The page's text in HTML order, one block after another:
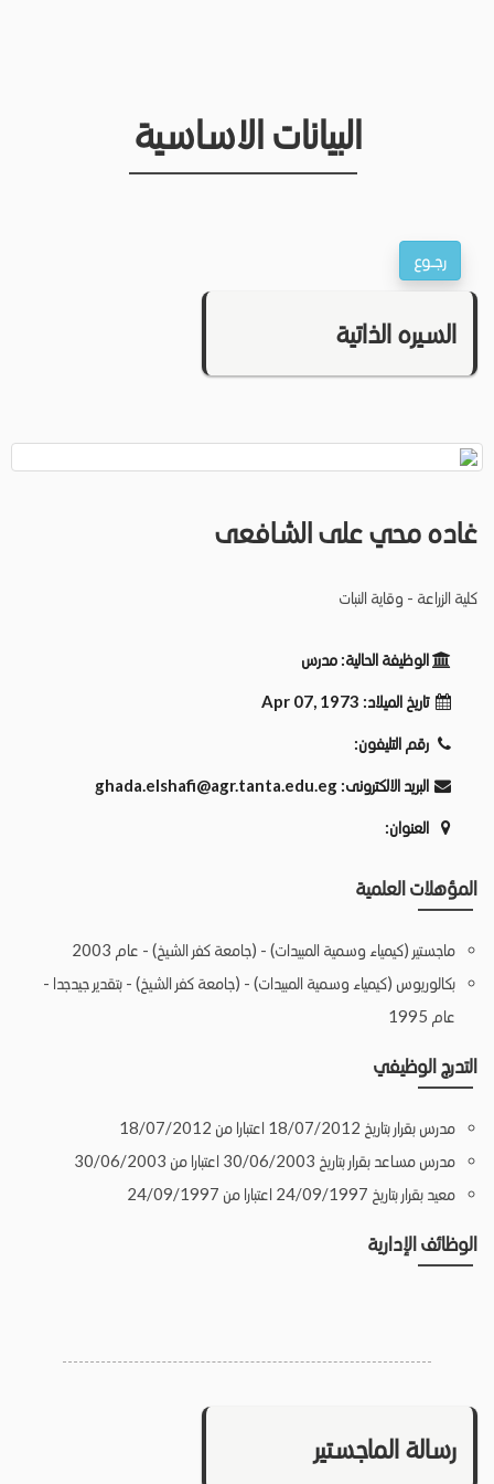
البيانات الاساسية
السيره الذاتية
غاده محي على الشافعى
كلية الزراعة - وقاية النبات
الوظيفة الحالية: مدرس
تاريخ الميلاد: Apr 07, 1973
رقم التليفون:
البريد الالكترونى: ghada.elshafi@agr.tanta.edu.eg
العنوان:
المؤهلات العلمية
ماجستير (كيمياء وسمية المبيدات) - (جامعة كفر الشيخ) - عام 2003
بكالوريوس (كيمياء وسمية المبيدات) - (جامعة كفر الشيخ) - بتقدير جيدجدا -
عام 1995
التدرج الوظيفي
مدرس بقرار بتاريخ 18/07/2012 اعتبارا من 18/07/2012
مدرس مساعد بقرار بتاريخ 30/06/2003 اعتبارا من 30/06/2003
معيد بقرار بتاريخ 24/09/1997 اعتبارا من 24/09/1997
الوظائف الإدارية
رسالة الماجستير